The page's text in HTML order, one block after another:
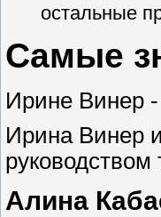
остальные
Самые
Ирине Винер -
Ирина Винер
Алина